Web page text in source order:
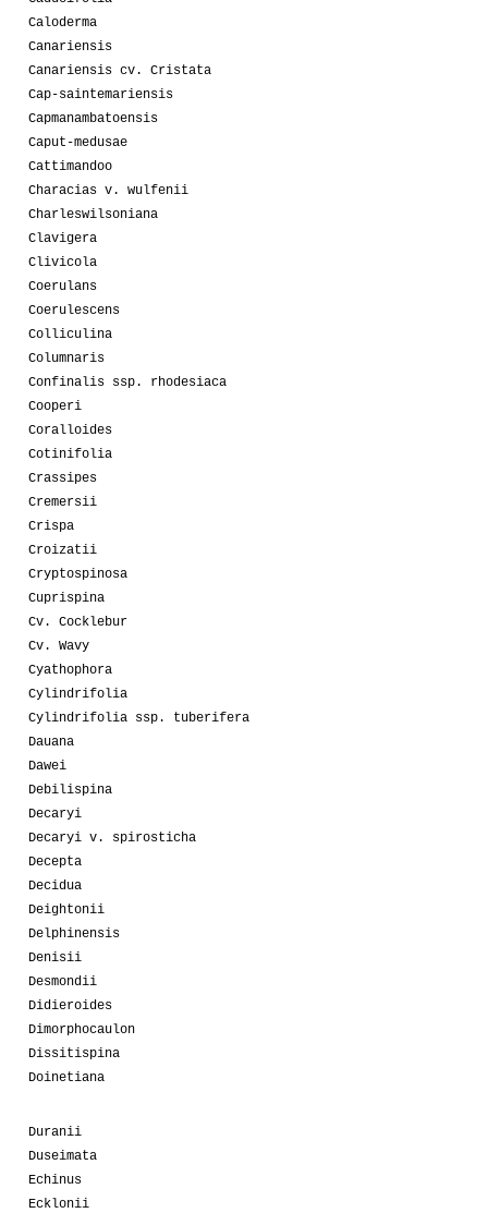
Caloderma
Canariensis
Canariensis cv. Cristata
Cap-saintemariensis
Capmanambatoensis
Caput-medusae
Cattimandoo
Characias v. wulfenii
Charleswilsoniana
Clavigera
Clivicola
Coerulans
Coerulescens
Colliculina
Columnaris
Confinalis ssp. rhodesiaca
Cooperi
Coralloides
Cotinifolia
Crassipes
Cremersii
Crispa
Croizatii
Cryptospinosa
Cuprispina
Cv. Cocklebur
Cv. Wavy
Cyathophora
Cylindrifolia
Cylindrifolia ssp. tuberifera
Dauana
Dawei
Debilispina
Decaryi
Decaryi v. spirosticha
Decepta
Decidua
Deightonii
Delphinensis
Denisii
Desmondii
Didieroides
Dimorphocaulon
Dissitispina
Doinetiana
Duranii
Duseimata
Echinus
Ecklonii